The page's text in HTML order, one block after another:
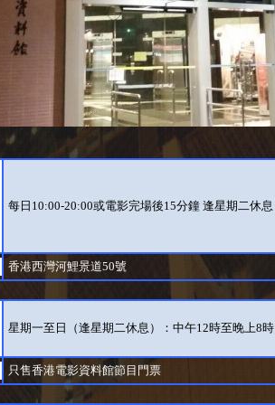
每日10:00-20:00或電影完場後15分鐘 逢星期二休息
香港西灣河鯉景道50號
星期一至日（逢星期二休息）：中午12時至晚上8時
只售香港電影資料館節目門票